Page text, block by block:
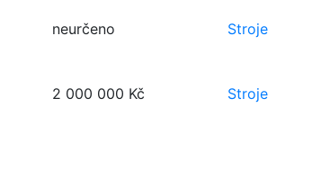
neurčeno Stroje
2 000 000 Kč Stroje